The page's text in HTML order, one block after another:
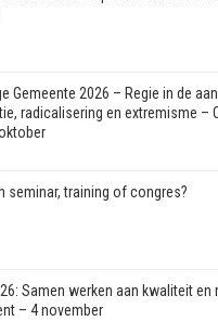
Gemeente 2026 – Regie in de
radicalisering en extremisme –
seminar, training of congres?
Samen werken aan kwaliteit
– 4 november